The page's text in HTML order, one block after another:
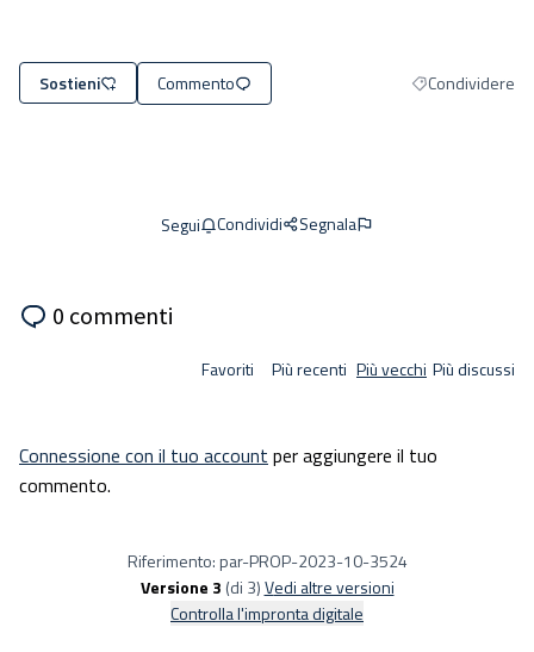
Sostieni Commento Filtra i risultati
Condividere
Segui Condividi Segnala
0 commenti
Favoriti Più recenti Più vecchi Più discussi
Connessione con il tuo account per aggiungere il tuo
commento.
Riferimento: par-PROP-2023-10-3524
Versione 3 (di 3) vedi altre versioni
Controlla l'impronta digitale